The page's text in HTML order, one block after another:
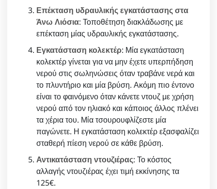
Επέκταση υδραυλικής εγκατάστασης στα
Άνω Λιόσια: Τοποθέτηση διακλάδωσης με
επέκταση μίας υδραυλικής εγκατάστασης.
Εγκατάσταση κολεκτέρ: Μία εγκατάσταση
κολεκτέρ γίνεται για να μην έχετε υπερπήδηση
νερού στις σωληνώσεις όταν τραβάνε νερά και
το πλυντήριο και μία βρύση. Ακόμη πιο έντονο
είναι το φαινόμενο όταν κάνετε ντουζ με χρήση
νερού από τον ηλιακό και κάποιος άλλος πλένει
τα χέρια του. Μία τσουρουφλίζεστε μία
παγώνετε. Η εγκατάσταση κολεκτέρ εξασφαλίζει
σταθερή πίεση νερού σε κάθε βρύση.
Αντικατάσταση ντουζιέρας: Το κόστος
αλλαγής ντουζιέρας έχει τιμή εκκίνησης τα
125€.